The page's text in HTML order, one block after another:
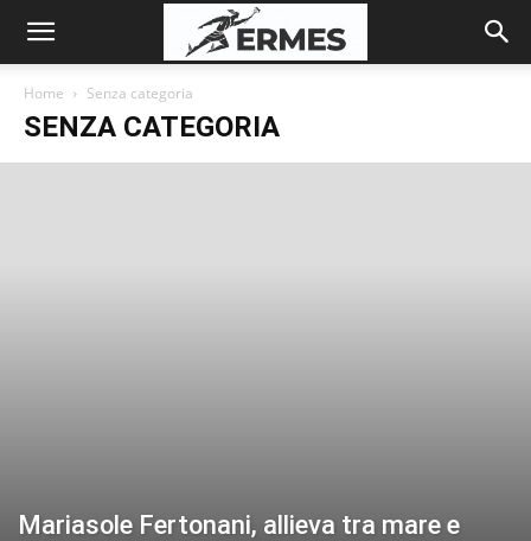
Home Senza categoria
SENZA CATEGORIA
Mariasole Fertonani, allieva tra mare e